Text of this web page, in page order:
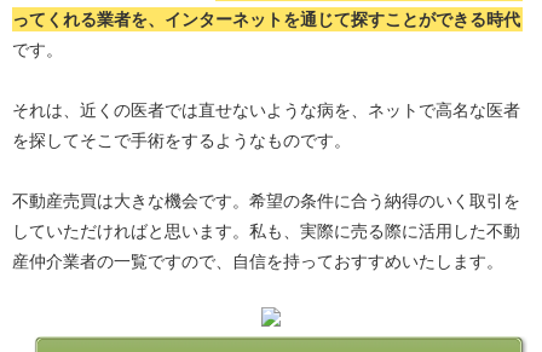
ってくれる業者を、インターネットを通じて探すことができる時代
です。
それは、近くの医者では直せないような病を、ネットで高名な医者
を探してそこで手術をするようなものです。
不動産売買は大きな機会です。希望の条件に合う納得のいく取引を
していただければと思います。私も、実際に売る際に活用した不動
産仲介業者の一覧ですので、自信を持っておすすめいたします。